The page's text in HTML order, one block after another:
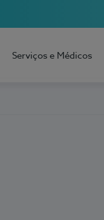
Serviços e Médicos